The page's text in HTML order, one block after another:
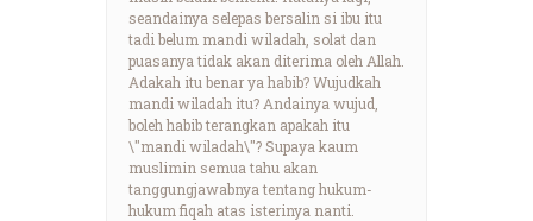
seandainya selepas bersalin si ibu itu
tadi belum mandi wiladah, solat dan
puasanya tidak akan diterima oleh Allah.
Adakah itu benar ya habib? Wujudkah
mandi wiladah itu? Andainya wujud,
boleh habib terangkan apakah itu
\"mandi wiladah\"? Supaya kaum
muslimin semua tahu akan
tanggungjawabnya tentang hukum-
hukum fiqah atas isterinya nanti.